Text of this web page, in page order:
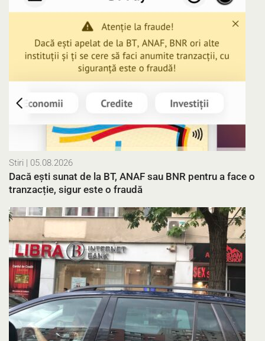
Stiri | 05.08.2026
Dacă ești sunat de la BT, ANAF sau BNR pentru a face o
tranzacție, sigur este o fraudă